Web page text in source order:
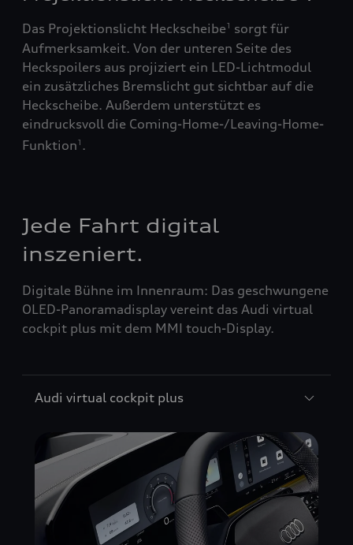
Das Projektionslicht Heckscheibe1
sorgt für
Aufmerksamkeit. Von der unteren Seite des
Heckspoilers aus projiziert ein LED-Lichtmodul
ein zusätzliches Bremslicht gut sichtbar auf die
Heckscheibe. Außerdem unterstützt es
eindrucksvoll die Coming-Home-/Leaving-Home-
Funktion1 .
Jede Fahrt digital
inszeniert.
Digitale Bühne im Innenraum: Das geschwungene
OLED-Panoramadisplay vereint das Audi virtual
cockpit plus mit dem MMI touch-Display.
Audi virtual cockpit plus